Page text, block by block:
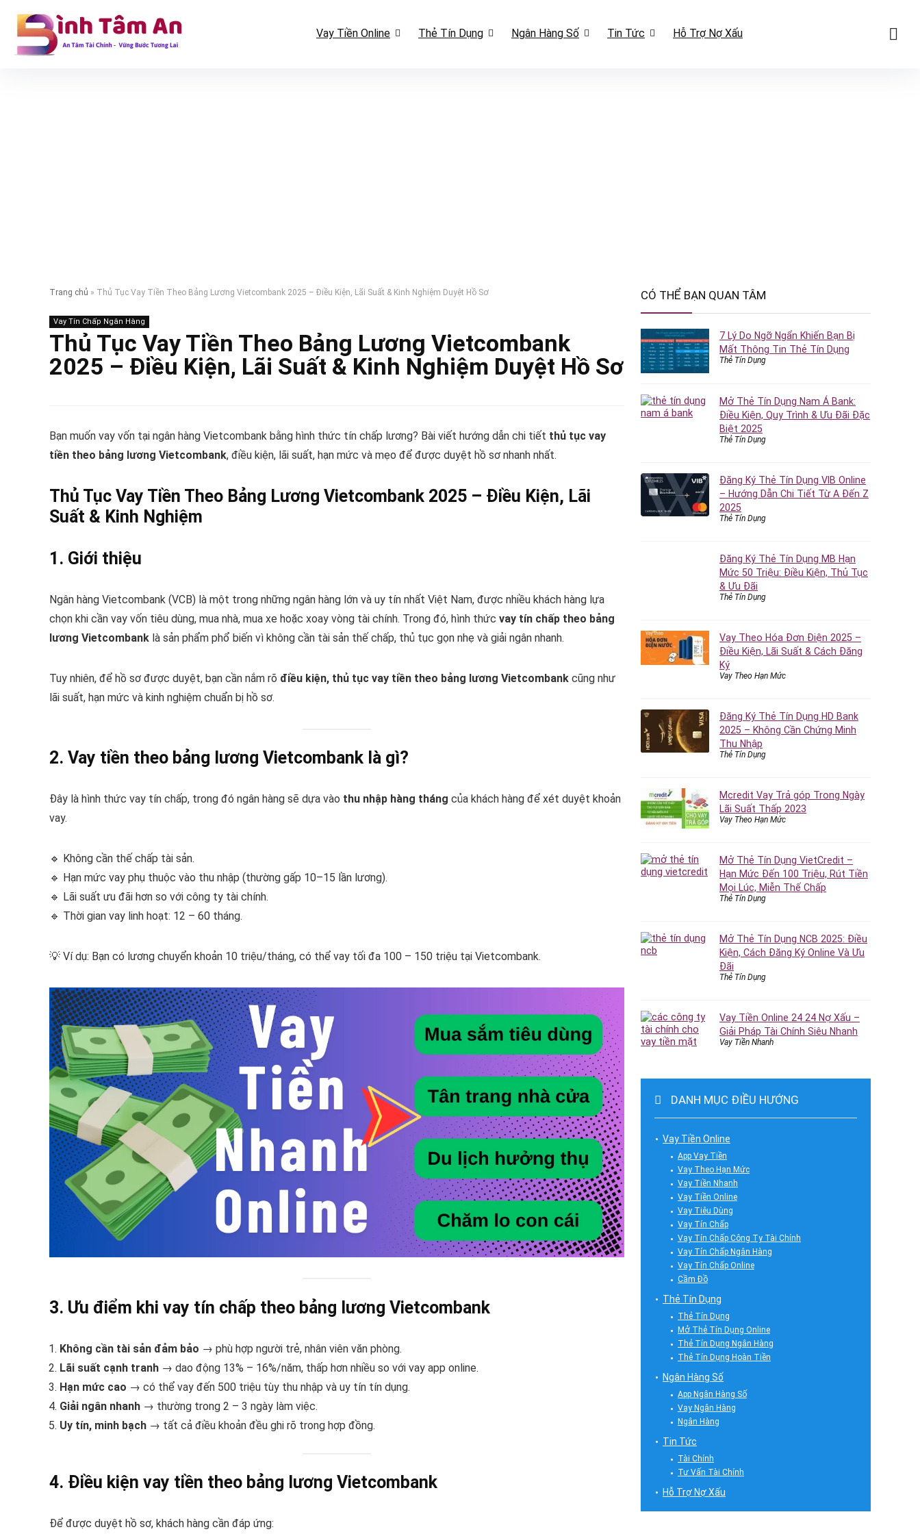
Vay Tiền Online Thẻ Tín Dụng Ngân Hàng Số Tin Tức Hỗ Trợ Nợ Xấu
Trang chủ » Thủ Tục Vay Tiền Theo Bảng Lương Vietcombank 2025 – Điều Kiện, Lãi Suất & Kinh Nghiệm Duyệt Hồ Sơ
Vay Tín Chấp Ngân Hàng
Thủ Tục Vay Tiền Theo Bảng Lương Vietcombank
2025 – Điều Kiện, Lãi Suất & Kinh Nghiệm Duyệt Hồ Sơ
Bạn muốn vay vốn tại ngân hàng Vietcombank bằng hình thức tín chấp lương? Bài viết hướng dẫn chi tiết thủ tục vay
tiền theo bảng lương Vietcombank, điều kiện, lãi suất, hạn mức và mẹo để được duyệt hồ sơ nhanh nhất.
Thủ Tục Vay Tiền Theo Bảng Lương Vietcombank 2025 – Điều Kiện, Lãi
Suất & Kinh Nghiệm
1. Giới thiệu
Ngân hàng Vietcombank (VCB) là một trong những ngân hàng lớn và uy tín nhất Việt Nam, được nhiều khách hàng lựa
chọn khi cần vay vốn tiêu dùng, mua nhà, mua xe hoặc xoay vòng tài chính. Trong đó, hình thức vay tín chấp theo bảng
lương Vietcombank là sản phẩm phổ biến vì không cần tài sản thế chấp, thủ tục gọn nhẹ và giải ngân nhanh.
Tuy nhiên, để hồ sơ được duyệt, bạn cần nắm rõ điều kiện, thủ tục vay tiền theo bảng lương Vietcombank cũng như
lãi suất, hạn mức và kinh nghiệm chuẩn bị hồ sơ.
2. Vay tiền theo bảng lương Vietcombank là gì?
Đây là hình thức vay tín chấp, trong đó ngân hàng sẽ dựa vào thu nhập hàng tháng của khách hàng để xét duyệt khoản
vay.
🔹 Không cần thế chấp tài sản.
🔹 Hạn mức vay phụ thuộc vào thu nhập (thường gấp 10–15 lần lương).
🔹 Lãi suất ưu đãi hơn so với công ty tài chính.
🔹 Thời gian vay linh hoạt: 12 – 60 tháng.
💡 Ví dụ: Bạn có lương chuyển khoản 10 triệu/tháng, có thể vay tối đa 100 – 150 triệu tại Vietcombank.
3. Ưu điểm khi vay tín chấp theo bảng lương Vietcombank
Không cần tài sản đảm bảo → phù hợp người trẻ, nhân viên văn phòng.
Lãi suất cạnh tranh → dao động 13% – 16%/năm, thấp hơn nhiều so với vay app online.
Hạn mức cao → có thể vay đến 500 triệu tùy thu nhập và uy tín tín dụng.
Giải ngân nhanh → thường trong 2 – 3 ngày làm việc.
Uy tín, minh bạch → tất cả điều khoản đều ghi rõ trong hợp đồng.
4. Điều kiện vay tiền theo bảng lương Vietcombank
Để được duyệt hồ sơ, khách hàng cần đáp ứng:
CÓ THỂ BẠN QUAN TÂM
7 Lý Do Ngỡ Ngẩn Khiến Bạn Bị
Mất Thông Tin Thẻ Tín Dụng
Thẻ Tín Dụng
Mở Thẻ Tín Dụng Nam Á Bank:
Điều Kiện, Quy Trình & Ưu Đãi Đặc
Biệt 2025
Thẻ Tín Dụng
Đăng Ký Thẻ Tín Dụng VIB Online
– Hướng Dẫn Chi Tiết Từ A Đến Z
2025
Thẻ Tín Dụng
Đăng Ký Thẻ Tín Dụng MB Hạn
Mức 50 Triệu: Điều Kiện, Thủ Tục
& Ưu Đãi
Thẻ Tín Dụng
Vay Theo Hóa Đơn Điện 2025 –
Điều Kiện, Lãi Suất & Cách Đăng
Ký
Vay Theo Hạn Mức
Đăng Ký Thẻ Tín Dụng HD Bank
2025 – Không Cần Chứng Minh
Thu Nhập
Thẻ Tín Dụng
Mcredit Vay Trả góp Trong Ngày
Lãi Suất Thấp 2023
Vay Theo Hạn Mức
Mở Thẻ Tín Dụng VietCredit –
Hạn Mức Đến 100 Triệu, Rút Tiền
Mọi Lúc, Miễn Thế Chấp
Thẻ Tín Dụng
Mở Thẻ Tín Dụng NCB 2025: Điều
Kiện, Cách Đăng Ký Online Và Ưu
Đãi
Thẻ Tín Dụng
Vay Tiền Online 24 24 Nợ Xấu –
Giải Pháp Tài Chính Siêu Nhanh
Vay Tiền Nhanh
DANH MỤC ĐIỀU HƯỚNG
Vay Tiền Online
App Vay Tiền
Vay Theo Hạn Mức
Vay Tiền Nhanh
Vay Tiền Online
Vay Tiêu Dùng
Vay Tín Chấp
Vay Tín Chấp Công Ty Tài Chính
Vay Tín Chấp Ngân Hàng
Vay Tín Chấp Online
Cầm Đồ
Thẻ Tín Dụng
Thẻ Tín Dụng
Mở Thẻ Tín Dụng Online
Thẻ Tín Dụng Ngân Hàng
Thẻ Tín Dụng Hoàn Tiền
Ngân Hàng Số
App Ngân Hàng Số
Vay Ngân Hàng
Ngân Hàng
Tin Tức
Tài Chính
Tư Vấn Tài Chính
Hỗ Trợ Nợ Xấu